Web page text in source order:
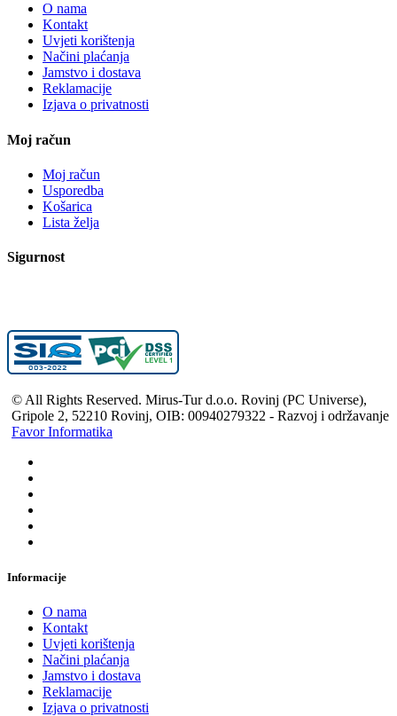
O nama
Kontakt
Uvjeti korištenja
Načini plaćanja
Jamstvo i dostava
Reklamacije
Izjava o privatnosti
Moj račun
Moj račun
Usporedba
Košarica
Lista želja
Sigurnost
© All Rights Reserved. Mirus-Tur d.o.o. Rovinj (PC Universe),
Gripole 2, 52210 Rovinj, OIB: 00940279322 - Razvoj i održavanje
Favor Informatika
Informacije
O nama
Kontakt
Uvjeti korištenja
Načini plaćanja
Jamstvo i dostava
Reklamacije
Izjava o privatnosti